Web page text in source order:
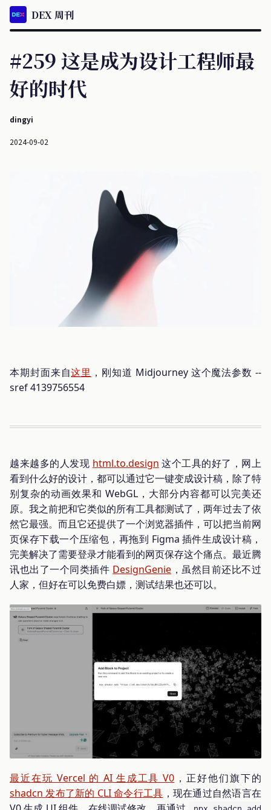
DEX 周刊
#259 这是成为设计工程师最
好的时代
dingyi
2024-09-02
本期封面来自这里 ，刚知道 Midjourney 这个魔法参数 --
sref 4139756554
越来越多的人发现 html.to.design 这个工具的好了，网上
看到什么好的设计，都可以通过它一键变成设计稿，除了特
别复杂的动画效果和 WebGL，大部分内容都可以完美还
原。我之前把和它类似的所有工具都测试了，两年过去了依
然它最强。而且它还提供了一个浏览器插件，可以把当前网
页保存下载一个压缩包，再拖到 Figma 插件生成设计稿，
完美解决了需要登录才能看到的网页保存这个痛点。最近腾
讯也出了一个同类插件 DesignGenie ，虽然目前还比不过
人家，但好在可以免费白嫖，测试结果也还可以。
最近在玩 Vercel 的 AI 生成工具 V0 ，正好他们旗下的
shadcn 发布了新的 CLI 命令行工具 ，现在通过自然语言在